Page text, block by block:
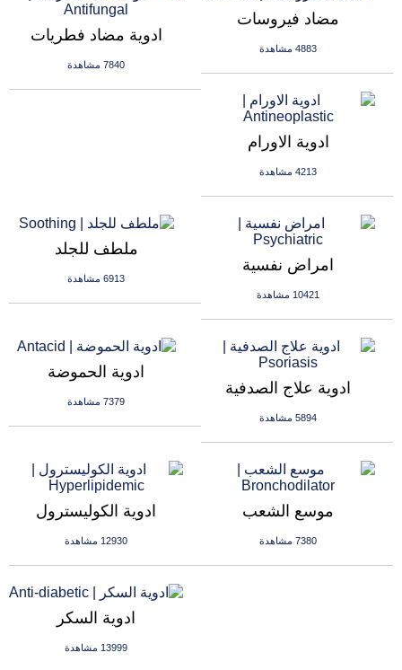
ادوية مضاد فطريات
7840 مشاهدة
مضاد فيروسات
4883 مشاهدة
ادوية الاورام
4213 مشاهدة
ملطف للجلد
6913 مشاهدة
امراض نفسية
10421 مشاهدة
ادوية الحموضة
7379 مشاهدة
ادوية علاج الصدفية
5894 مشاهدة
ادوية الكوليسترول
12930 مشاهدة
موسع الشعب
7380 مشاهدة
ادوية السكر
13999 مشاهدة